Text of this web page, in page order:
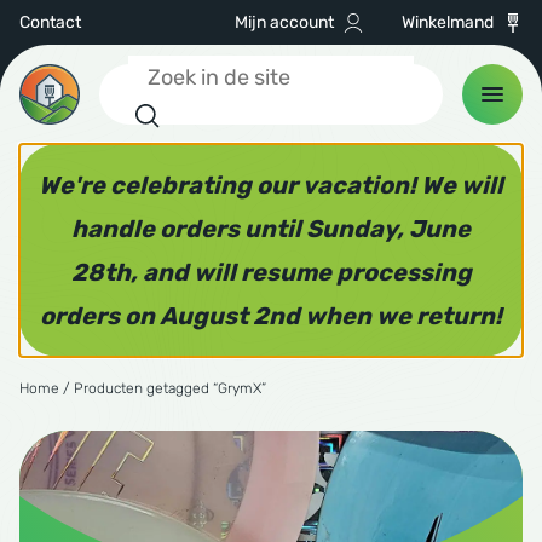
Contact Mijn account Winkelmand
drivers
drivers
sets
Discs
Discs
Kwik Stik
64
& CARTS
Kwik Stik
Sacs
Zoeken
We're celebrating our vacation! We will
handle orders until Sunday, June
28th, and will resume processing
orders on August 2nd when we return!
Home / Producten getagged “GrymX”
FILTEREN
Alle plastic
K1